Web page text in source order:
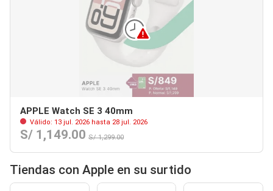
APPLE Watch SE 3 40mm
Válido: 13 jul. 2026 hasta 28 jul. 2026
S/ 1,149.00 S/ 1,299.00
Tiendas con Apple en su surtido